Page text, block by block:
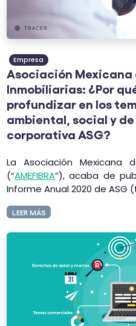
Empresa
Asociación Mexicana
Inmobiliarias: ¿Por
profundizar en los
ambiental, social y
corporativa ASG?
La Asociación Mexicana
(“AMEFIBRA”), acaba de
Informe Anual 2020 de ASG
LEER MÁS